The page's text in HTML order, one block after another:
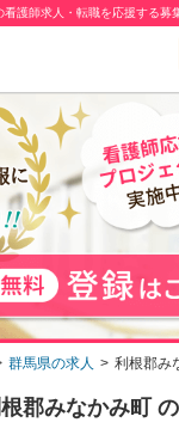
護師求人・転職を応援する募
群馬県の求人 利根郡み
郡みなかみ町